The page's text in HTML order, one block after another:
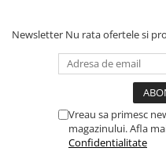
Newsletter Nu rata ofertele si
Vreau sa primesc
magazinului. Afla
Confidentialitate